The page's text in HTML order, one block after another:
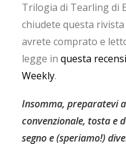
Trilogia di Tearling di
chiudete questa
avrete comprato e
legge in questa
Weekly.
Insomma, preparatevi
convenzionale, tosta e
segno e (speriamo!)